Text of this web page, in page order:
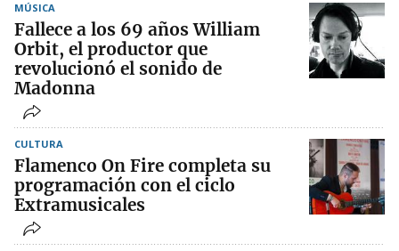
MÚSICA
Fallece a los 69 años William
Orbit, el productor que
revolucionó el sonido de
Madonna
CULTURA
Flamenco On Fire completa su
programación con el ciclo
Extramusicales